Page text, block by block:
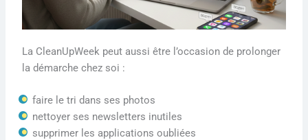
La CleanUpWeek peut aussi être l’occasion de prolonger
la démarche chez soi :
faire le tri dans ses photos
nettoyer ses newsletters inutiles
supprimer les applications oubliées